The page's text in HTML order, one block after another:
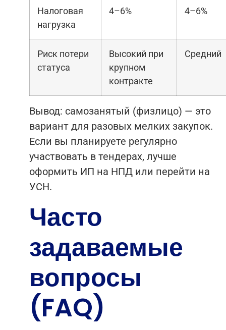
Налоговая
нагрузка
4–6% 4–6%
Риск потери
статуса
Высокий при
крупном
контракте
Средний
Вывод: самозанятый (физлицо) — это
вариант для разовых мелких закупок.
Если вы планируете регулярно
участвовать в тендерах, лучше
оформить ИП на НПД или перейти на
УСН.
Часто
задаваемые
вопросы
(FAQ)